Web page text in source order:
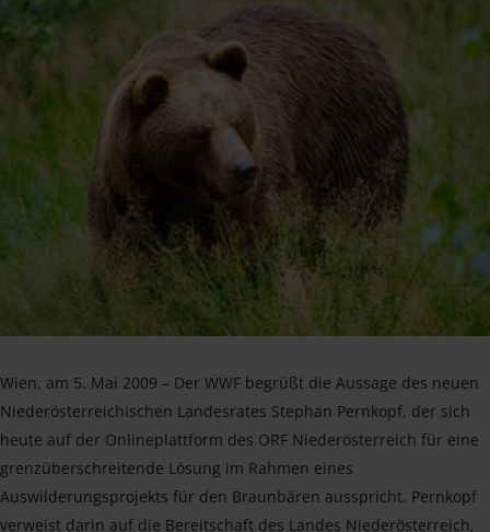
Wien, am 5. Mai 2009 – Der WWF begrüßt die Aussage des neuen
Niederösterreichischen Landesrates Stephan Pernkopf, der sich
heute auf der Onlineplattform des ORF Niederösterreich für eine
grenzüberschreitende Lösung im Rahmen eines
Auswilderungsprojekts für den Braunbären ausspricht. Pernkopf
verweist darin auf die Bereitschaft des Landes Niederösterreich,